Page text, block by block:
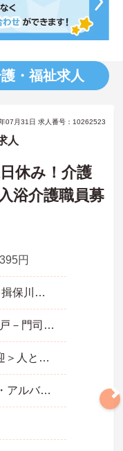
・福祉求人
07月31日 求人番号：10262523
人
休み！介護
浴介護職員募
円
兵庫県 たつの市 揖保川町黍田50-12
ＪＲ山陽本線(神戸－門司)「竜野駅」徒歩4分
■経験不問 ＜歓迎＞人と接することが好きな方、チームワークを重視する人
非常勤・パート・アルバイト